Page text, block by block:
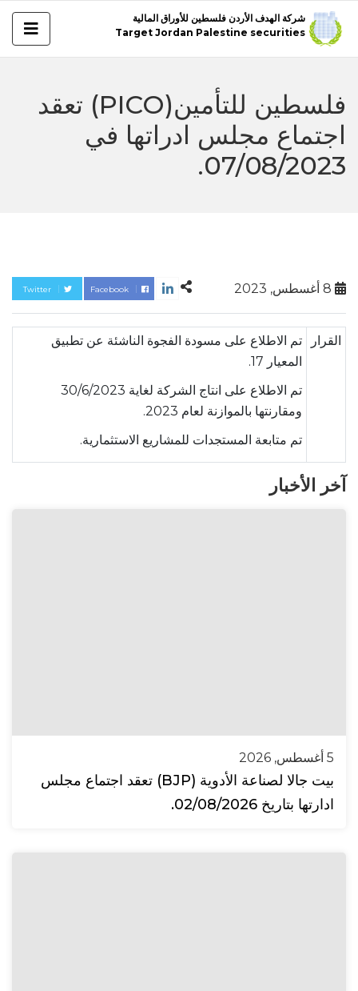
شركة الهدف الأردن فلسطين للأوراق المالية
Target Jordan Palestine securities
فلسطين للتأمين(PICO) تعقد
اجتماع مجلس ادراتها في
07/08/2023.
Twitter Facebook
القرار
تم الاطلاع على مسودة الفجوة الناشئة عن تطبيق
المعيار 17.
تم الاطلاع على انتاج الشركة لغاية 30/6/2023
ومقارنتها بالموازنة لعام 2023.
تم متابعة المستجدات للمشاريع الاستثمارية.
آخر الأخبار
5 أغسطس, 2026
بيت جالا لصناعة الأدوية (BJP) تعقد اجتماع مجلس
ادارتها بتاريخ 02/08/2026.